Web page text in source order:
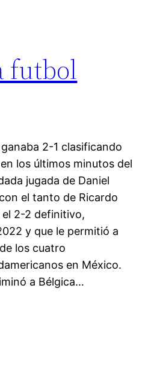
futbol
2-1 clasificando
los últimos minutos del
jugada de Daniel
el tanto de Ricardo
el 2-2 definitivo,
y que le permitió a
los cuatro
en México.
a Bélgica…